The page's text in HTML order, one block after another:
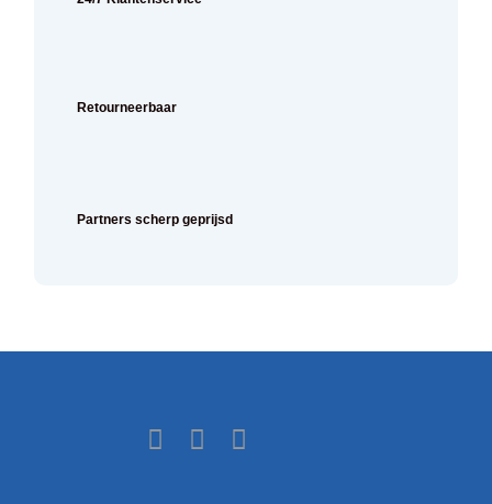
Retourneerbaar
Partners scherp geprijsd